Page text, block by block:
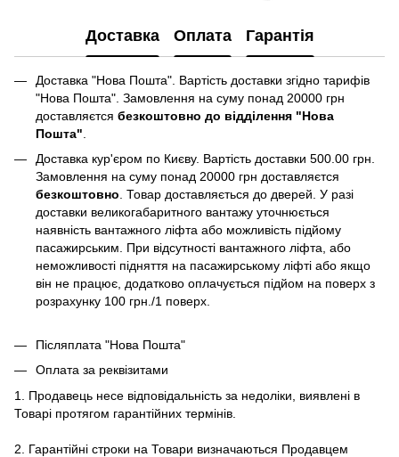
Доставка Оплата Гарантія
Доставка "Нова Пошта". Вартість доставки згідно тарифів
"Нова Пошта". Замовлення на суму понад 20000 грн
доставляєтся безкоштовно до відділення "Нова
Пошта"
Доставка кур'єром по Києву. Вартість доставки 500.00 грн.
Замовлення на суму понад 20000 грн доставляєтся
безкоштовно. Товар доставляється до дверей. У разі
доставки великогабаритного вантажу уточнюється
наявність вантажного ліфта або можливість підйому
пасажирським. При відсутності вантажного ліфта, або
неможливості підняття на пасажирському ліфті або якщо
він не працює, додатково оплачується підйом на поверх з
розрахунку 100 грн./1 поверх.
Післяплата "Нова Пошта"
Оплата за реквізитами
1. Продавець несе відповідальність за недоліки, виявлені в
Товарі протягом гарантійних термінів.
2. Гарантійні строки на Товари визначаються Продавцем